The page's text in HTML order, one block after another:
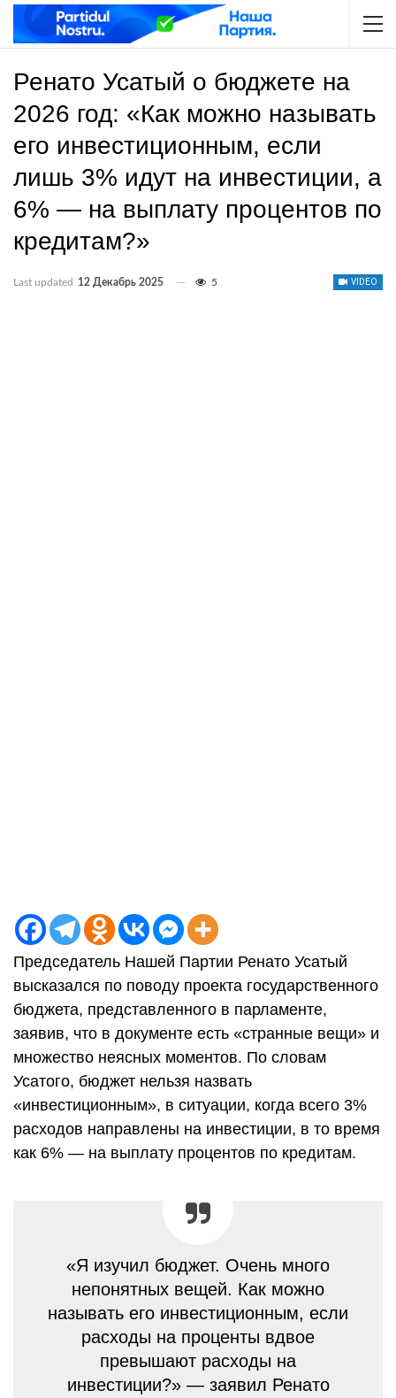
Ренато Усатый о бюджете на
2026 год: «Как можно называть
его инвестиционным, если
лишь 3% идут на инвестиции, а
6% — на выплату процентов по
кредитам?»
VIDEO
Last updated 12 Декабрь 2025 5
Председатель Нашей Партии Ренато Усатый
высказался по поводу проекта государственного
бюджета, представленного в парламенте,
заявив, что в документе есть «странные вещи» и
множество неясных моментов. По словам
Усатого, бюджет нельзя назвать
«инвестиционным», в ситуации, когда всего 3%
расходов направлены на инвестиции, в то время
как 6% — на выплату процентов по кредитам.
«Я изучил бюджет. Очень много
непонятных вещей. Как можно
называть его инвестиционным, если
расходы на проценты вдвое
превышают расходы на
инвестиции?» — заявил Ренато